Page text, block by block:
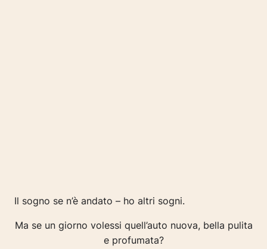
Il sogno se n’è andato – ho altri sogni.
Ma se un giorno volessi quell’auto nuova, bella pulita
e profumata?